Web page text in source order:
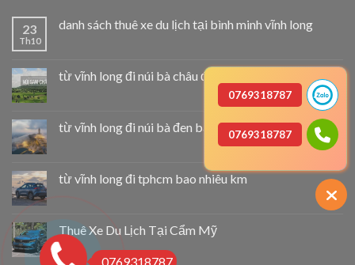
23
Th10
danh sách thuê xe du lịch tại bình minh vĩnh long
từ vĩnh long đi núi bà châu đốc bao nhiêu km
từ vĩnh long đi núi bà đen bao nhiêu km
từ vĩnh long đi tphcm bao nhiêu km
Thuê Xe Du Lịch Tại Cẩm Mỹ
0769318787
0769318787
0769318787